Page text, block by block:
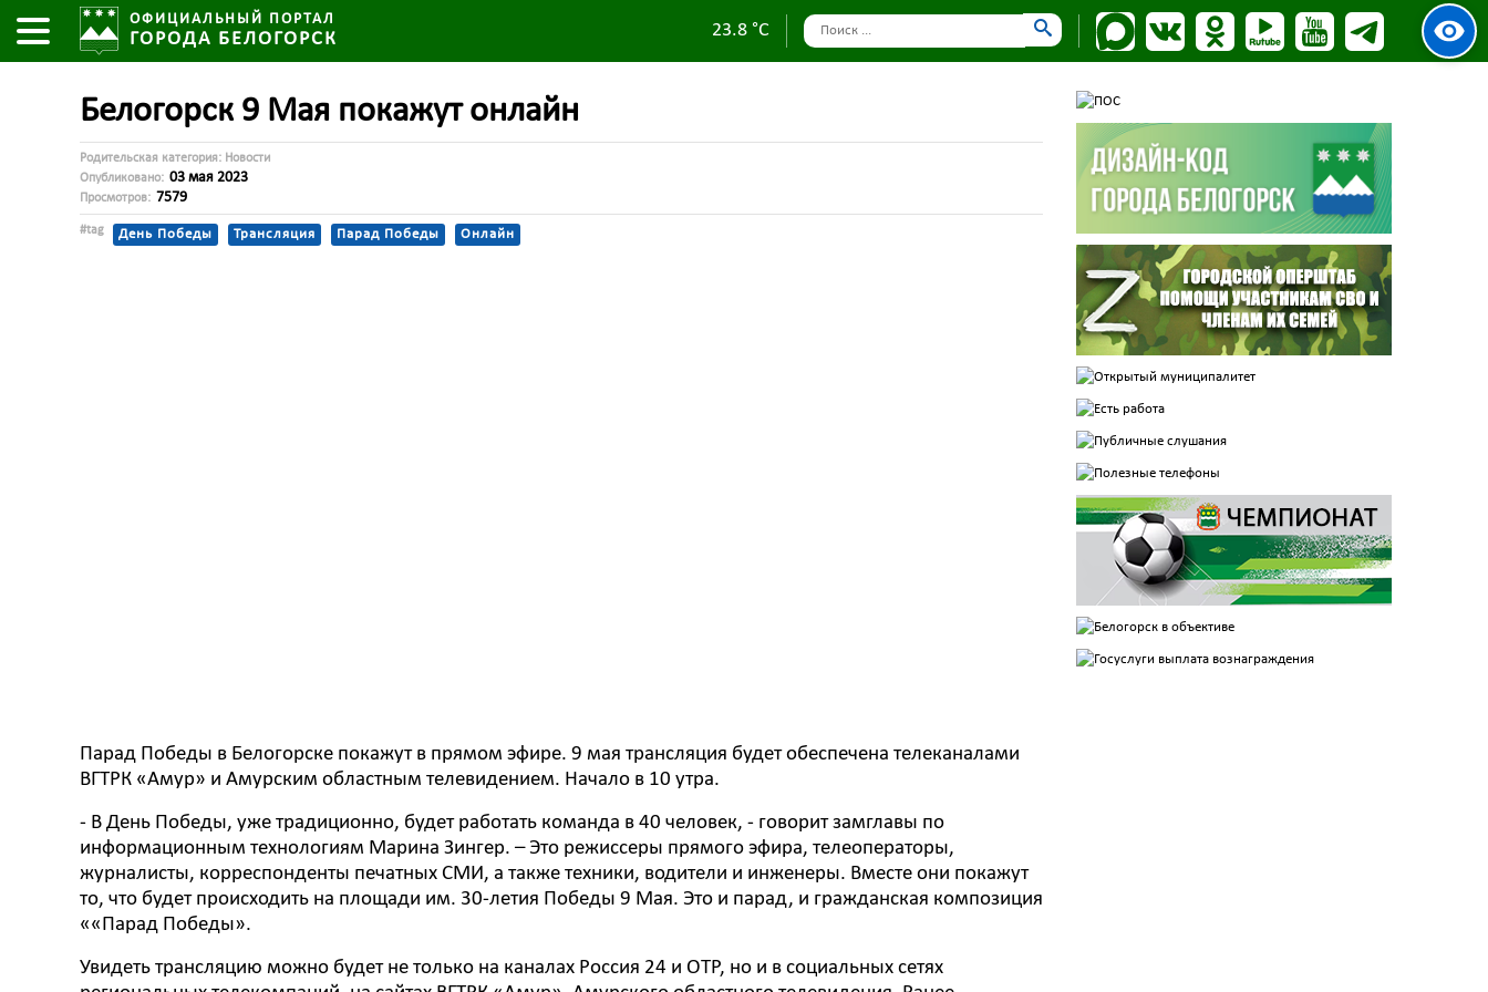
ОФИЦИАЛЬНЫЙ ПОРТАЛ
ГОРОДА БЕЛОГОРСК 23.8 °C
Белогорск 9 Мая покажут онлайн
Родительская категория: Новости
Опубликовано: 03 мая 2023
Просмотров: 7579
#tag День Победы Трансляция Парад Победы Онлайн
Парад Победы в Белогорске покажут в прямом эфире. 9 мая трансляция будет обеспечена телеканалами
ВГТРК «Амур» и Амурским областным телевидением. Начало в 10 утра.
- В День Победы, уже традиционно, будет работать команда в 40 человек, - говорит замглавы по
информационным технологиям Марина Зингер. – Это режиссеры прямого эфира, телеоператоры,
журналисты, корреспонденты печатных СМИ, а также техники, водители и инженеры. Вместе они покажут
то, что будет происходить на площади им. 30-летия Победы 9 Мая. Это и парад, и гражданская композиция
««Парад Победы».
Увидеть трансляцию можно будет не только на каналах Россия 24 и ОТР, но и в социальных сетях